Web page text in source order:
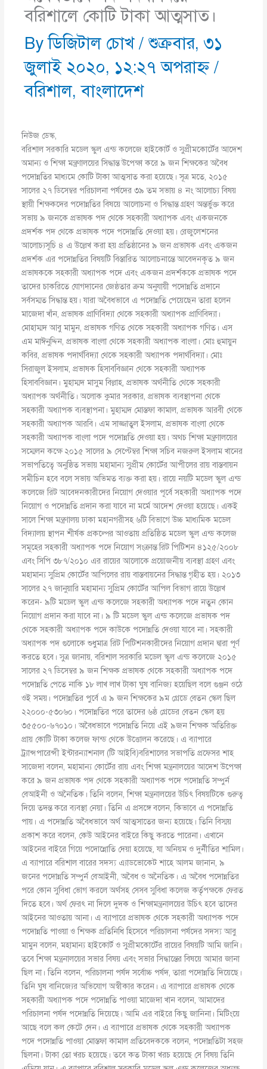
বরিশালে কোটি টাকা আত্মসাত।
Byডিজিটাল চোখ/শুক্রবার, ৩১
জুলাই ২০২০, ১২:২৭ অপরাহ্ণ/
বরিশাল,বাংলাদেশ
নিউজ ডেস্ক,
বরিশাল সরকারি মডেল স্কুল এন্ড কলেজে হাইকোর্ট ও সুপ্রীমকোর্টের আদেশ
অমান্য ও শিক্ষা মন্ত্রণালয়ের সিদ্ধান্ত উপেক্ষা করে ৯ জন শিক্ষকের অবৈধ
পদোন্নতির মাধ্যমে কোটি টাকা আত্মসাত করা হয়েছে। সূত্র মতে, ২০১৫
সালের ২৭ ডিসেম্বর পরিচালনা পর্ষদের ৩৯ তম সভায় ৪ নং আলোচ্য বিষয়
স্থায়ী শিক্ষকদের পদোন্নতির বিষয়ে আলোচনা ও সিদ্ধান্ত গ্রহণ অন্তর্ভুক্ত করে
সভায় ৯ জনকে প্রভাষক পদ থেকে সহকারী অধ্যাপক এবং একজনকে
প্রদর্শক পদ থেকে প্রভাষক পদে পদোন্নতি দেওয়া হয়। রেজুলেশনের
আলোচ্যসূচি ৪ এ উল্লেখ করা হয় প্রতিষ্ঠানের ৯ জন প্রভাষক এবং একজন
প্রদর্শক এর পদোন্নতির বিষয়টি বিস্তারিত আলোচনান্তে আবেদনকৃত ৯ জন
প্রভাষককে সহকারী অধ্যাপক পদে এবং একজন প্রদর্শককে প্রভাষক পদে
তাদের চাকরিতে যোগদানের জেষ্ঠতার ক্রম অনুযায়ী পদোন্নতি প্রদানে
সর্বসম্মত সিদ্ধান্ত হয়। যারা অবৈধভাবে এ পদোন্নতি পেয়েছেন তারা হলেন
মাজেদা খাঁন, প্রভাষক প্রাণিবিদ্যা থেকে সহকারী অধ্যাপক প্রাণিবিদ্যা।
মোহাম্মদ আবু মামুন, প্রভাষক গণিত থেকে সহকারী অধ্যাপক গণিত। এস
এম মাঈনুদ্দিন, প্রভাষক বাংলা থেকে সহকারী অধ্যাপক বাংলা। মোঃ হুমায়ুন
কবির, প্রভাষক পদার্থবিদ্যা থেকে সহকারী অধ্যাপক পদার্থবিদ্যা। মোঃ
সিরাজুল ইসলাম, প্রভাষক হিসাববিজ্ঞান থেকে সহকারী অধ্যাপক
হিসাববিজ্ঞান। মুহাম্মদ মাসুম বিল্লাহ, প্রভাষক অর্থনীতি থেকে সহকারী
অধ্যাপক অর্থনীতি। অলোক কুমার সরকার, প্রভাষক ব্যবস্থাপনা থেকে
সহকারী অধ্যাপক ব্যবস্থাপনা। মুহাম্মদ মোস্তফা কামাল, প্রভাষক আরবী থেকে
সহকারী অধ্যাপক আরবি। এম সাজ্জাতুল ইসলাম, প্রভাষক বাংলা থেকে
সহকারী অধ্যাপক বাংলা পদে পদোন্নতি দেওয়া হয়। অথচ শিক্ষা মন্ত্রণালয়ের
সম্মেলন কক্ষে ২০১৫ সালের ৯ সেপ্টেম্বর শিক্ষা সচিব নজরুল ইসলাম খানের
সভাপতিত্বে অনুষ্ঠিত সভায় মহামান্য সুপ্রীম কোর্টের আপীলের রায় বাস্তবায়ন
সমীচিন হবে বলে সভায় অভিমত ব্যক্ত করা হয়। রায়ে নয়টি মডেল স্কুল এন্ড
কলেজে রিট আবেদনকারীদের নিয়োগ দেওয়ার পূর্বে সহকারী অধ্যাপক পদে
নিয়োগ ও পদোন্নতি প্রদান করা যাবে না মর্মে আদেশ দেওয়া হয়েছে। একই
সালে শিক্ষা মন্ত্রণালয় ঢাকা মহানগরীসহ ৬টি বিভাগে উচ্চ মাধ্যমিক মডেল
বিদ্যালয় স্থাপন শীর্ষক প্রকল্পের আওতায় প্রতিষ্ঠিত মডেল স্কুল এন্ড কলেজ
সমূহের সহকারী অধ্যাপক পদে নিয়োগ সংক্রান্ত রিট পিটিশন ৪১২৫/২০০৮
এবং সিপি ৩৮৭/২০১০ এর রায়ের আলোকে প্রয়োজনীয় ব্যবস্থা গ্রহণ এবং
মহামান্য সুপ্রিম কোর্টের আপিলের রায় বাস্তবায়নের সিদ্ধান্ত গৃহীত হয়। ২০১৩
সালের ২৭ জানুয়ারি মহামান্য সুপ্রিম কোর্টের আপিল বিভাগ রায়ে উল্লেখ
করেন- ৯টি মডেল স্কুল এন্ড কলেজে সহকারী অধ্যাপক পদে নতুন কোন
নিয়োগ প্রদান করা যাবে না। ৯ টি মডেল স্কুল এন্ড কলেজে প্রভাষক পদ
থেকে সহকারী অধ্যাপক পদে কাউকে পদোন্নতি দেওয়া যাবে না। সহকারী
অধ্যাপক পদ গুলোকে শুধুমাত্র রিট পিটিশনকারীদের নিয়োগ প্রদান দ্বারা পূর্ণ
করতে হবে। সুত্র জানায়, বরিশাল সরকারি মডেল স্কুল এন্ড কলেজে ২০১৫
সালের ২৭ ডিসেম্বর ৯ জন শিক্ষক প্রভাষক থেকে সহকারী অধ্যাপক পদে
পদোন্নতি পেতে নাকি ১৮ লাখ লাখ টাকা ঘুষ বানিজ্য হয়েছিল বলে গুঞ্জন ওঠে
ওই সময়। পদোন্নতির পুর্বে এ ৯ জন শিক্ষকের ৯ম গ্রেডে বেতন স্কেল ছিল
২২০০০-৫৩০৬০। পদোন্নতির পরে তাদের ৬ষ্ঠ গ্রেডের বেতন স্কেল হয়
৩৫৫০০-৬৭০১০। অবৈধভাবে পদোন্নতি নিয়ে এই ৯জন শিক্ষক অতিরিক্ত
প্রায় কোটি টাকা কলেজ ফান্ড থেকে উত্তোলন করেছে। এ ব্যাপারে
ট্র্যান্সপারেন্সী ইন্টারন্যাশনাল (টি আইবি)বরিশালের সভাপতি প্রফেসর শাহ
সাজেদা বলেন, মহামান্য কোর্টের রায় এবং শিক্ষা মন্ত্রনালয়ের আদেশ উপেক্ষা
করে ৯ জন প্রভাষক পদ থেকে সহকারী অধ্যাপক পদে পদোন্নতি সম্পুর্ন
বেআইনী ও অনৈতিক। তিনি বলেন, শিক্ষা মন্ত্রনালয়ের উচিৎ বিষয়টিকে গুরুত্ব
দিয়ে তদন্ত করে ব্যবস্থা নেয়া। তিনি এ প্রসঙ্গে বলেন, কিভাবে এ পদোন্নতি
পায়। এ পদোন্নতি অবৈধভাবে অর্থ আত্মসাতের জন্য হয়েছে। তিনি বিস্ময়
প্রকাশ করে বলেন, কেউ আইনের বাইরে কিছু করতে পারেনা। এখানে
আইনের বাইরে গিয়ে পদোন্নোতি দেয়া হয়েছে, যা অনিয়ম ও দুর্নীতির শামিল।
এ ব্যাপারে বরিশাল বারের সদস্য এ্যাডভোকেট শাহে আলম জানান, ৯
জনের পদোন্নতি সম্পুর্ন বেআইনী, অবৈধ ও অনৈতিক। এ অবৈধ পদোন্নতির
পরে কোন সুবিধা ভোগ করলে অর্থসহ সেসব সুবিধা কলেজ কর্তৃপক্ষকে ফেরত
দিতে হবে। অর্থ ফেরৎ না দিলে দুদক ও শিক্ষামন্ত্রনালয়ের উচিৎ হবে তাদের
আইনের আওতায় আনা। এ ব্যাপারে প্রভাষক থেকে সহকারী অধ্যাপক পদে
পদোন্নতি পাওয়া ও শিক্ষক প্রতিনিধি হিসেবে পরিচালনা পর্ষদের সদস্য আবু
মামুন বলেন, মহামান্য হাইকোর্ট ও সুপ্রীমকোর্টের রায়ের বিষয়টি আমি জানি।
তবে শিক্ষা মন্ত্রনালয়ের সভার বিষয় এবং সভার সিদ্ধান্তের বিষয়ে আমার জানা
ছিল না। তিনি বলেন, পরিচালনা পর্ষদ সর্বোচ্চ পর্ষদ, তারা পদোন্নতি দিয়েছে।
তিনি ঘুষ বানিজ্যের অভিযোগ অস্বীকার করেন। এ ব্যাপারে প্রভাষক থেকে
সহকারী অধ্যাপক পদে পদোন্নতি পাওয়া মাজেদা খান বলেন, আমাদের
পরিচালনা পর্ষদ পদোন্নতি দিয়েছে। আমি এর বাইরে কিছু জানিনা। মিটিংয়ে
আছে বলে কল কেটে দেন। এ ব্যাপারে প্রভাষক থেকে সহকারী অধ্যাপক
পদে পদোন্নতি পাওয়া মোস্তফা কামাল প্রতিবেদককে বলেন, পদোন্নতিটা সহজ
ছিলনা। টাকা তো খরচ হয়েছে। তবে কত টাকা খরচ হয়েছে সে বিষয় তিনি